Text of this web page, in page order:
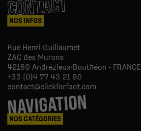
CONTACT
NOS INFOS
Rue Henri Guillaumet
ZAC des Murons
42160 Andrézieux-Bouthéon - FRANCE
+33 (0)4 77 43 21 90
contact@clickforfoot.com
NAVIGATION
NOS CATÉGORIES